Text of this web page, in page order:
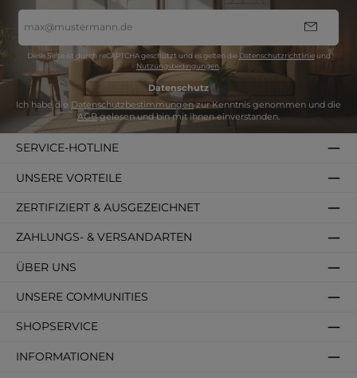
Mail-
Adresse
Diese Seite ist durch reCAPTCHA geschützt und es gelten die Datenschutzrichtlinieund
Nutzungsbedingungen.
Datenschutz
Ich habe die Datenschutzbestimmungenzur Kenntnis genommen und die
AGBgelesen und bin mit ihnen einverstanden.
SERVICE-HOTLINE
SHOPSERVICE
INFORMATIONEN
ZAHLUNGS- & VERSANDARTEN
ÜBER UNS
ZERTIFIZIERT & AUSGEZEICHNET
UNSERE VORTEILE
UNSERE COMMUNITIES